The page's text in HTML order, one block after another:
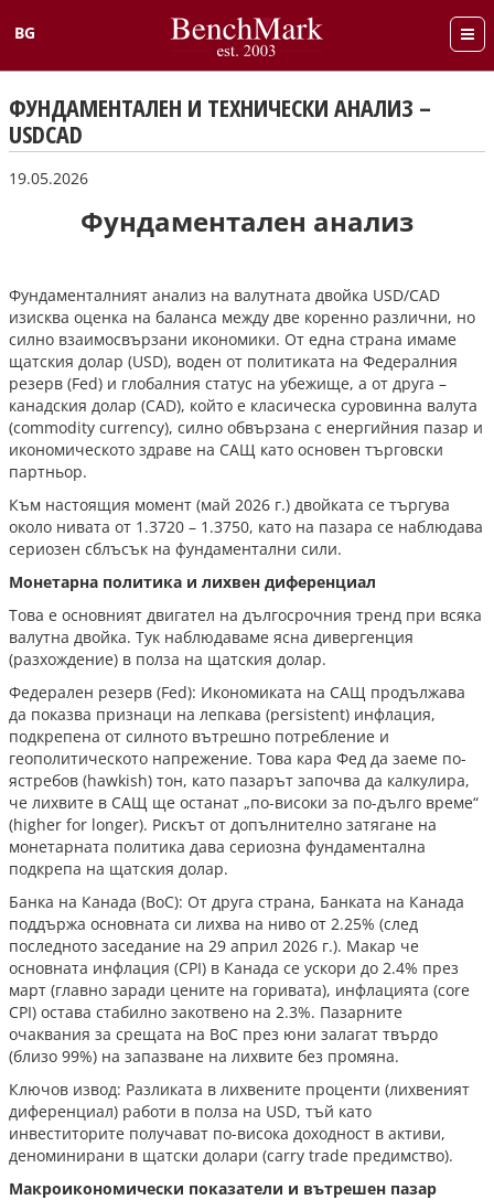
BG
English
ФУНДАМЕНТАЛЕН И ТЕХНИЧЕСКИ АНАЛИЗ –
USDCAD
19.05.2026
Фундаментален анализ
Фундаменталният анализ на валутната двойка USD/CAD
изисква оценка на баланса между две коренно различни, но
силно взаимосвързани икономики. От една страна имаме
щатския долар (USD), воден от политиката на Федералния
резерв (Fed) и глобалния статус на убежище, а от друга –
канадския долар (CAD), който е класическа суровинна валута
(commodity currency), силно обвързана с енергийния пазар и
икономическото здраве на САЩ като основен търговски
партньор.
Към настоящия момент (май 2026 г.) двойката се търгува
около нивата от 1.3720 – 1.3750, като на пазара се наблюдава
сериозен сблъсък на фундаментални сили.
Монетарна политика и лихвен диференциал
Това е основният двигател на дългосрочния тренд при всяка
валутна двойка. Тук наблюдаваме ясна дивергенция
(разхождение) в полза на щатския долар.
Федерален резерв (Fed): Икономиката на САЩ продължава
да показва признаци на лепкава (persistent) инфлация,
подкрепена от силното вътрешно потребление и
геополитическото напрежение. Това кара Фед да заеме по-
ястребов (hawkish) тон, като пазарът започва да калкулира,
че лихвите в САЩ ще останат „по-високи за по-дълго време“
(higher for longer). Рискът от допълнително затягане на
монетарната политика дава сериозна фундаментална
подкрепа на щатския долар.
Банка на Канада (BoC): От друга страна, Банката на Канада
поддържа основната си лихва на ниво от 2.25% (след
последното заседание на 29 април 2026 г.). Макар че
основната инфлация (CPI) в Канада се ускори до 2.4% през
март (главно заради цените на горивата), инфлацията (core
CPI) остава стабилно закотвено на 2.3%. Пазарните
очаквания за срещата на BoC през юни залагат твърдо
(близо 99%) на запазване на лихвите без промяна.
Ключов извод: Разликата в лихвените проценти (лихвеният
диференциал) работи в полза на USD, тъй като
инвеститорите получават по-висока доходност в активи,
деноминирани в щатски долари (carry trade предимство).
Макроикономически показатели и вътрешен пазар